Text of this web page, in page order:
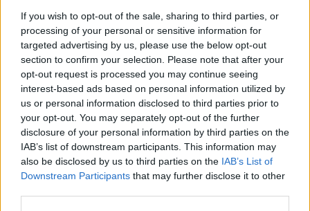
If you wish to opt-out of the sale, sharing to third parties, or
processing of your personal or sensitive information for
targeted advertising by us, please use the below opt-out
section to confirm your selection. Please note that after your
opt-out request is processed you may continue seeing
interest-based ads based on personal information utilized by
us or personal information disclosed to third parties prior to
your opt-out. You may separately opt-out of the further
disclosure of your personal information by third parties on the
IAB’s list of downstream participants. This information may
also be disclosed by us to third parties on the IAB’s List of
Downstream Participants that may further disclose it to other
Jedan autotrkač objasnio je kako držanje motora u
praznom hodu po velikoj hladnoći, osim što uzalud troši
gorivo, oduzima ulje nekim dijelovima motora kojima je
ono ključno, naročito cilindrima i klipovima. Pod
normalnim uslovima, motor radi na mješavinu zraka i para
goriva. Kada ta mješavina uđe u cilindar, klip je komprimira